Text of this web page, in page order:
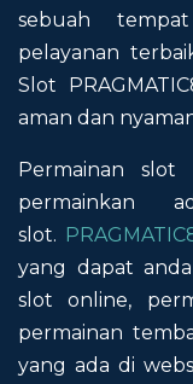
sebuah
pelayanan
Slot
aman dan
Permainan
permainkan
slot.
yang dapat
slot online,
permainan
yang ada di